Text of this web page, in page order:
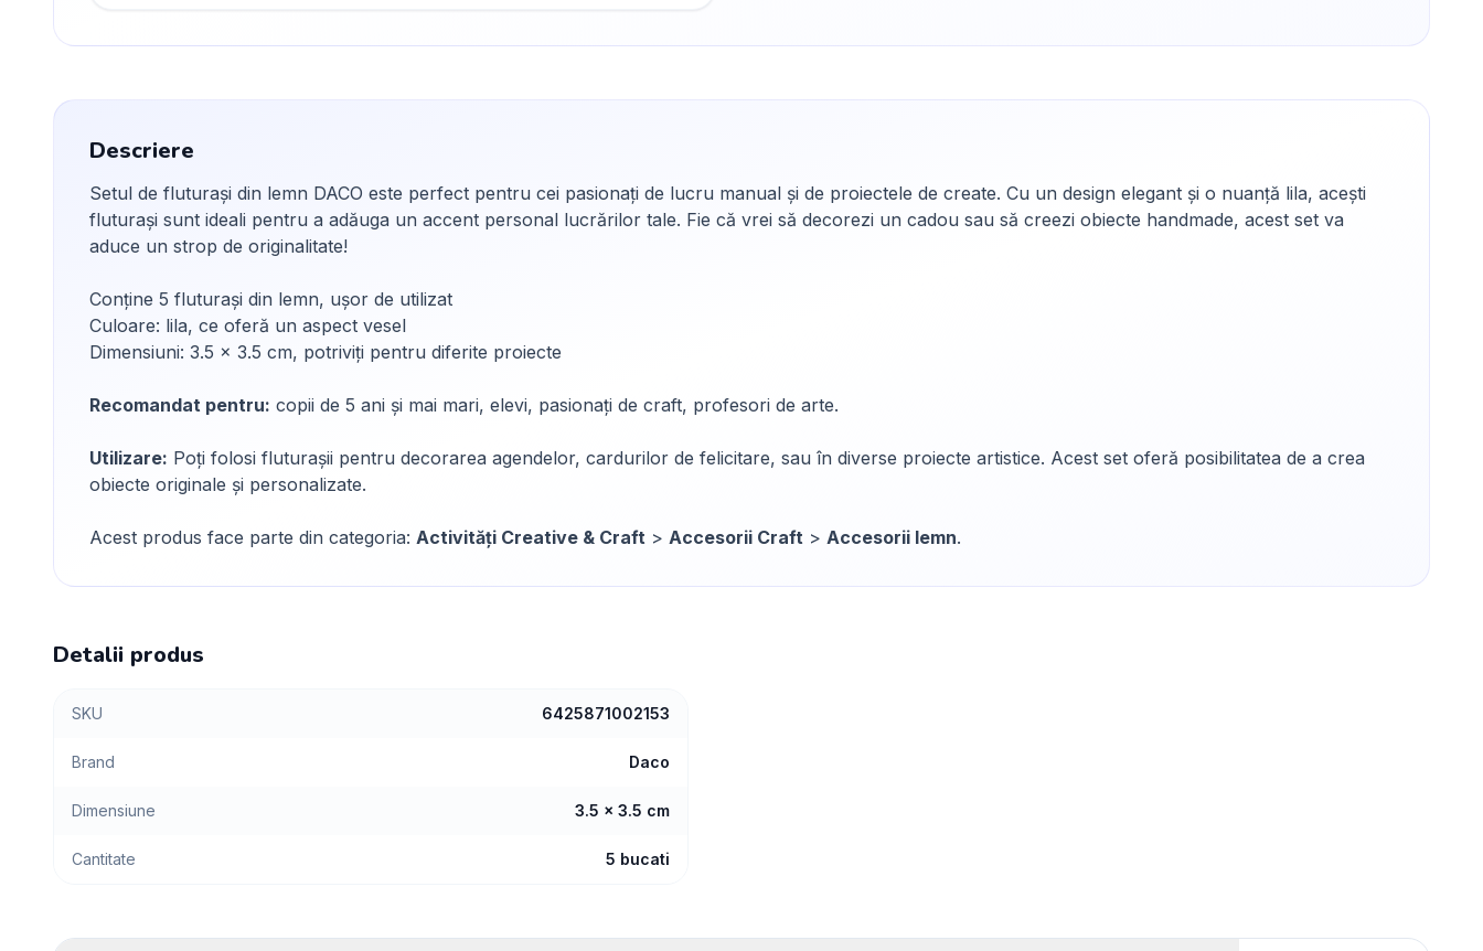
Descriere
Setul de fluturași din lemn DACO este perfect pentru cei pasionați de lucru manual și de proiectele de create. Cu un design elegant și o nuanță lila, acești
fluturași sunt ideali pentru a adăuga un accent personal lucrărilor tale. Fie că vrei să decorezi un cadou sau să creezi obiecte handmade, acest set va
aduce un strop de originalitate!
Conține 5 fluturași din lemn, ușor de utilizat
Culoare: lila, ce oferă un aspect vesel
Dimensiuni: 3.5 x 3.5 cm, potriviți pentru diferite proiecte
Recomandat pentru: copii de 5 ani și mai mari, elevi, pasionați de craft, profesori de arte.
Utilizare: Poți folosi fluturașii pentru decorarea agendelor, cardurilor de felicitare, sau în diverse proiecte artistice. Acest set oferă posibilitatea de a crea
obiecte originale și personalizate.
Acest produs face parte din categoria: Activități Creative & Craft > Accesorii Craft > Accesorii lemn.
Detalii produs
SKU 6425871002153
Brand Daco
Dimensiune 3.5 x 3.5 cm
Cantitate 5 bucati